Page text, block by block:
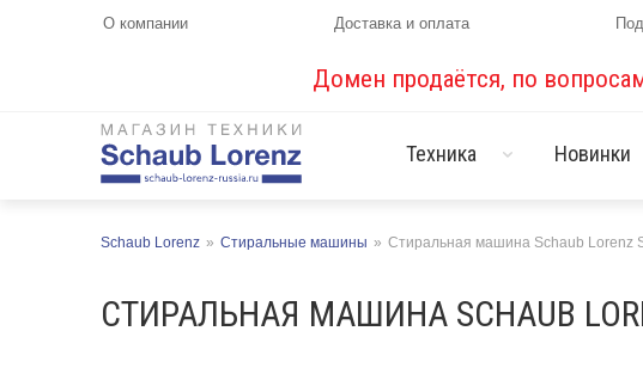
О компании Доставка и оплата
Домен продаётся, по
Техника Новинки
Schaub Lorenz » Стиральные машины » Стиральная машина Schaub Lorenz
СТИРАЛЬНАЯ МАШИНА SCHAUB